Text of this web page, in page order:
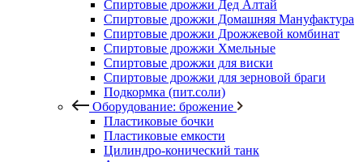
Спиртовые дрожжи Дед Алтай
Спиртовые дрожжи Домашняя Мануфактура
Спиртовые дрожжи Дрожжевой комбинат
Спиртовые дрожжи Хмельные
Спиртовые дрожжи для виски
Спиртовые дрожжи для зерновой браги
Подкормка (пит.соли)
Оборудование: брожение
Пластиковые бочки
Пластиковые емкости
Цилиндро-конический танк